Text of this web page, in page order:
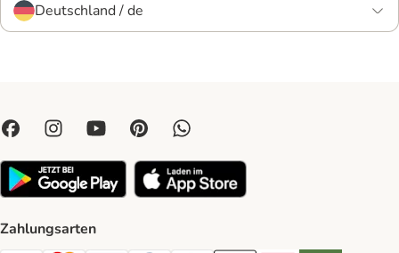
Deutschland / de
Zahlungsarten